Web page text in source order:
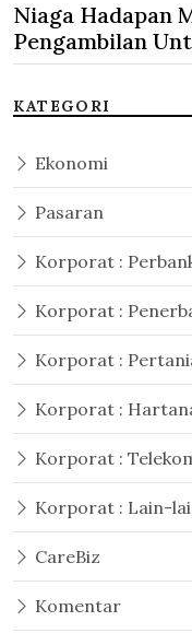
Niaga Hadapan
Pengambilan
KATEGORI
Ekonomi
Pasaran
Korporat :
Korporat :
Korporat :
Korporat :
Korporat :
Korporat : Lain-
CareBiz
Komentar